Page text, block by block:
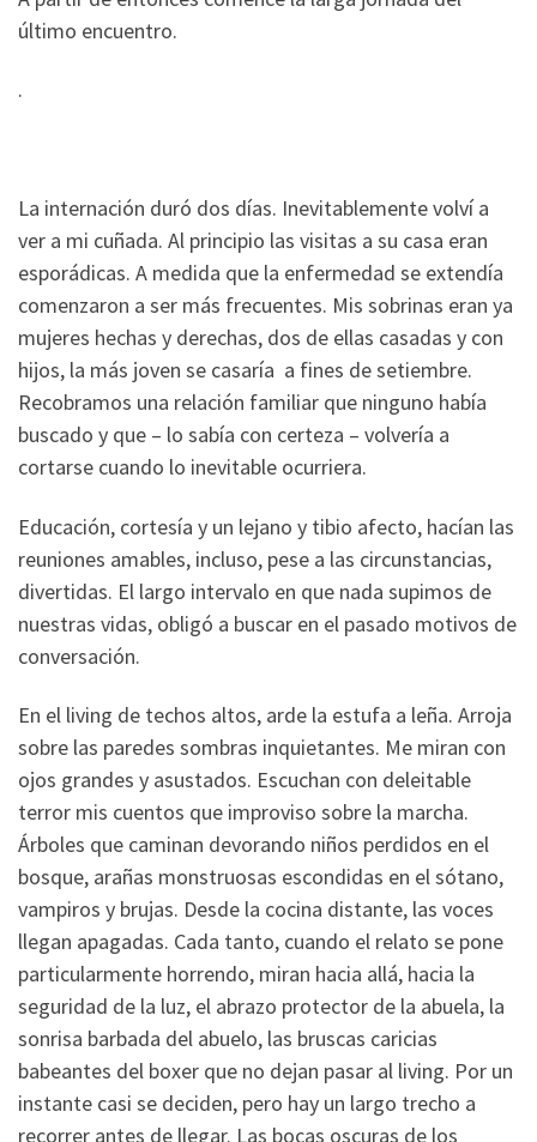
último encuentro.
.
La internación duró dos días. Inevitablemente volví a
ver a mi cuñada. Al principio las visitas a su casa eran
esporádicas. A medida que la enfermedad se extendía
comenzaron a ser más frecuentes. Mis sobrinas eran ya
mujeres hechas y derechas, dos de ellas casadas y con
hijos, la más joven se casaría a fines de setiembre.
Recobramos una relación familiar que ninguno había
buscado y que – lo sabía con certeza – volvería a
cortarse cuando lo inevitable ocurriera.
Educación, cortesía y un lejano y tibio afecto, hacían las
reuniones amables, incluso, pese a las circunstancias,
divertidas. El largo intervalo en que nada supimos de
nuestras vidas, obligó a buscar en el pasado motivos de
conversación.
En el living de techos altos, arde la estufa a leña. Arroja
sobre las paredes sombras inquietantes. Me miran con
ojos grandes y asustados. Escuchan con deleitable
terror mis cuentos que improviso sobre la marcha.
Árboles que caminan devorando niños perdidos en el
bosque, arañas monstruosas escondidas en el sótano,
vampiros y brujas. Desde la cocina distante, las voces
llegan apagadas. Cada tanto, cuando el relato se pone
particularmente horrendo, miran hacia allá, hacia la
seguridad de la luz, el abrazo protector de la abuela, la
sonrisa barbada del abuelo, las bruscas caricias
babeantes del boxer que no dejan pasar al living. Por un
instante casi se deciden, pero hay un largo trecho a
recorrer antes de llegar. Las bocas oscuras de los